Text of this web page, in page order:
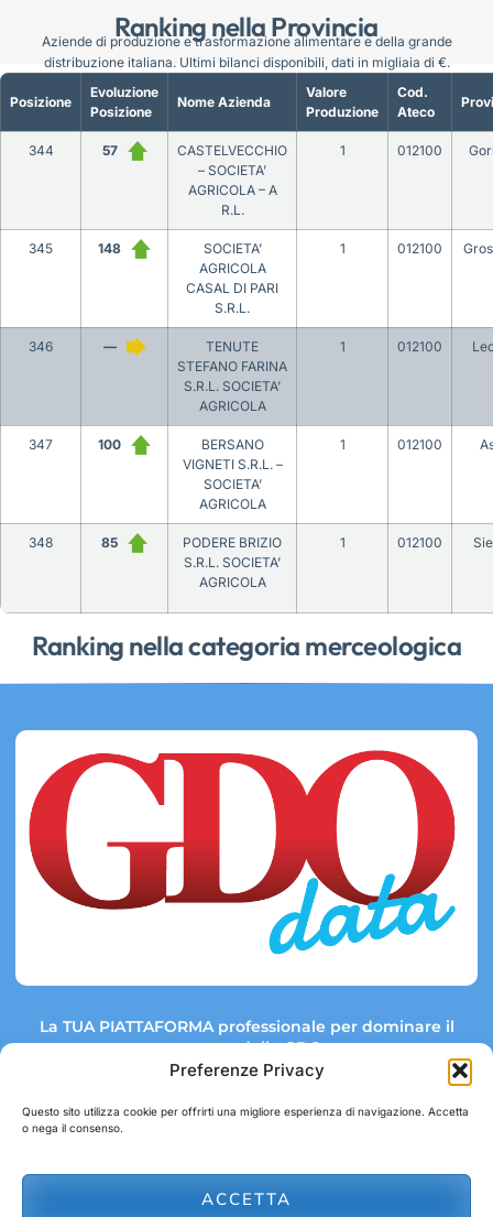
Preferenze Privacy
Questo sito utilizza cookie per offrirti una migliore esperienza di navigazione. Accetta
o nega il consenso.
ACCETTA
Ranking nella Provincia
Ranking nella categoria merceologica
Posizione
Evoluzione
Posizione
Nome Azienda
Valore
Produzione
Cod.
Ateco
344 57
CASTELVECCHIO
– SOCIETA’
AGRICOLA – A
R.L.
1 012100
345 148
SOCIETA’
AGRICOLA
CASAL DI PARI
S.R.L.
1 012100
346 —
TENUTE
STEFANO FARINA
S.R.L. SOCIETA’
AGRICOLA
1 012100
347 100
BERSANO
VIGNETI S.R.L. –
SOCIETA’
AGRICOLA
1 012100
348 85
PODERE BRIZIO
S.R.L. SOCIETA’
AGRICOLA
1 012100
Aziende di produzione e trasformazione alimentare e della grande
distribuzione italiana. Ultimi bilanci disponibili, dati in migliaia di €.
La TUA PIATTAFORMA professionale per dominare il
mercato della GDO.
Link rapidi:
abbonamenti@gdodata.it